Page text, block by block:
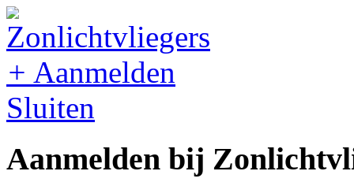
+ Aanmelden
Sluiten
Aanmelden bij